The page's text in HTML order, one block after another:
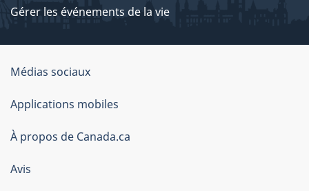
Gérer les événements de la vie
Organisation
du
gouvernement
du
Canada
Médias sociaux
Applications mobiles
À propos de Canada.ca
Avis